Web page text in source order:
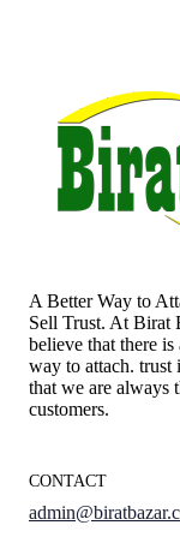
A Better Way to
Sell Trust. At Birat
believe that there is
way to attach. trust
that we are always
customers.
CONTACT